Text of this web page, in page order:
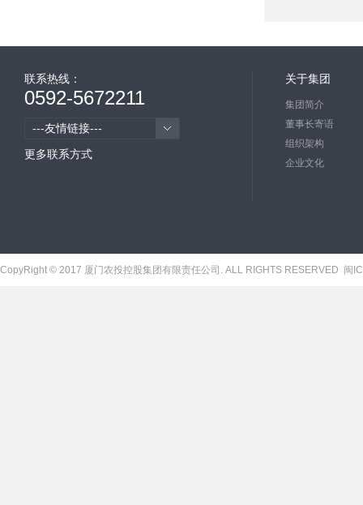
关于集团
集团简介
董事长寄语
组织架构
企业文化
联系热线：
0592-5672211
---友情链接---
更多联系方式
CopyRight © 2017 厦门农投控股集团有限责任公司. ALL RIGHTS RESERVED 闽